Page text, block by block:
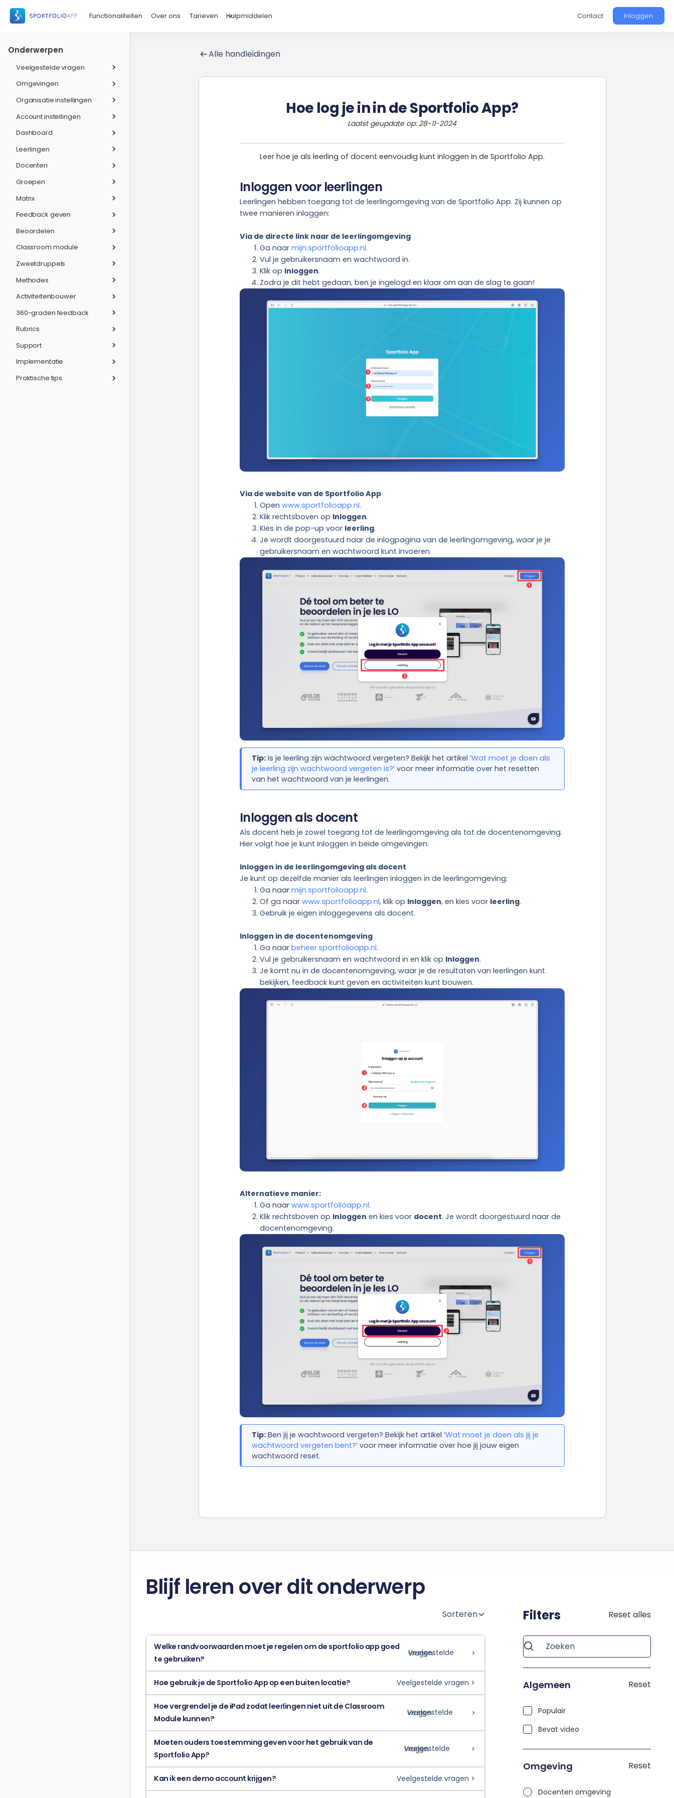
Functionaliteiten Over ons Tarieven Hulpmiddelen Contact Inloggen
Onderwerpen
Veelgestelde vragen
Omgevingen
Organisatie instellingen
Account instellingen
Dashboard
Leerlingen
Docenten
Groepen
Matrix
Feedback geven
Beoordelen
Classroom module
Zweetdruppels
Methodes
Activiteitenbouwer
360-graden feedback
Rubrics
Support
Implementatie
Praktische tips
Alle handleidingen
Hoe log je in in de Sportfolio App?
Laatst geupdate op:28-11-2024
Leer hoe je als leerling of docent eenvoudig kunt inloggen in de Sportfolio App.
Inloggen voor leerlingen
Leerlingen hebben toegang tot de leerlingomgeving van de Sportfolio App. Zij kunnen op
twee manieren inloggen:
Via de directe link naar de leerlingomgeving
Ga naar mijn.sportfolioapp.nl.
Vul je gebruikersnaam en wachtwoord in.
Klik op Inloggen.
Zodra je dit hebt gedaan, ben je ingelogd en klaar om aan de slag te gaan!
Via de website van de Sportfolio App
Open www.sportfolioapp.nl.
Klik rechtsboven op Inloggen.
Kies in de pop-up voor leerling.
Je wordt doorgestuurd naar de inlogpagina van de leerlingomgeving, waar je je
gebruikersnaam en wachtwoord kunt invoeren.
Tip:Is je leerling zijn wachtwoord vergeten? Bekijk het artikel ‘Wat moet je doen als
je leerling zijn wachtwoord vergeten is?’ voor meer informatie over het resetten
van het wachtwoord van je leerlingen.
Inloggen als docent
Als docent heb je zowel toegang tot de leerlingomgeving als tot de docentenomgeving.
Hier volgt hoe je kunt inloggen in beide omgevingen:
Inloggen in de leerlingomgeving als docent
Je kunt op dezelfde manier als leerlingen inloggen in de leerlingomgeving:
Ga naar mijn.sportfolioapp.nl.
Of ga naar www.sportfolioapp.nl, klik op Inloggen, en kies voor leerling.
Gebruik je eigen inloggegevens als docent.
Inloggen in de docentenomgeving
Ga naar beheer.sportfolioapp.nl.
Vul je gebruikersnaam en wachtwoord in en klik op Inloggen.
Je komt nu in de docentenomgeving, waar je de resultaten van leerlingen kunt
bekijken, feedback kunt geven en activiteiten kunt bouwen.
Alternatieve manier:
Ga naar www.sportfolioapp.nl.
Klik rechtsboven op Inloggen en kies voor docent. Je wordt doorgestuurd naar de
docentenomgeving.
Tip:Ben jij je wachtwoord vergeten? Bekijk het artikel ‘Wat moet je doen als jij je
wachtwoord vergeten bent?’ voor meer informatie over hoe jij jouw eigen
wachtwoord reset.
Blijf leren over dit onderwerp
Sorteren
Welke randvoorwaarden moet je regelen om de sportfolio app goed
te gebruiken?
Veelgestelde vragen
Hoe gebruik je de Sportfolio App op een buiten locatie? Veelgestelde vragen
Hoe vergrendel je de iPad zodat leerlingen niet uit de Classroom
Module kunnen?
Veelgestelde vragen
Moeten ouders toestemming geven voor het gebruik van de
Sportfolio App?
Veelgestelde vragen
Kan ik een demo account krijgen? Veelgestelde vragen
Filters Reset alles
Algemeen Reset
Populair
Bevat video
Omgeving Reset
Docenten omgeving